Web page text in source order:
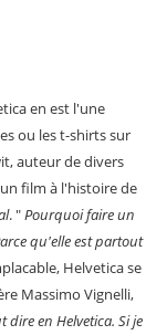
en est l'une
ou les t-shirts sur
auteur de divers
film à l'histoire de
. "Pourquoi faire un
qu'elle est partout
Helvetica se
Massimo Vignelli,
dire en Helvetica. Si je